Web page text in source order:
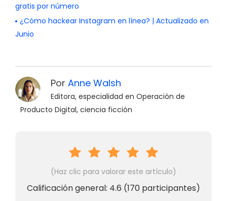
gratis por número
¿Cómo hackear Instagram en línea? | Actualizado en
Junio
Por Anne Walsh
Editora, especialidad en Operación de
Producto Digital, ciencia ficción
(Haz clic para valorar este artículo)
Calificación general: 4.6 (170 participantes)